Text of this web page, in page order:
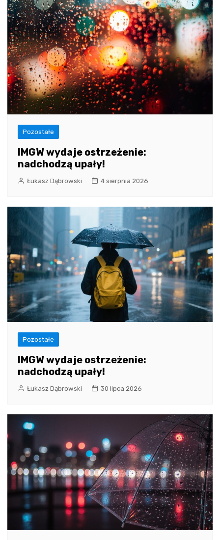
Pozostałe
IMGW wydaje ostrzeżenie:
nadchodzą upały!
Łukasz Dąbrowski 4 sierpnia 2026
Pozostałe
IMGW wydaje ostrzeżenie:
nadchodzą upały!
Łukasz Dąbrowski 30 lipca 2026